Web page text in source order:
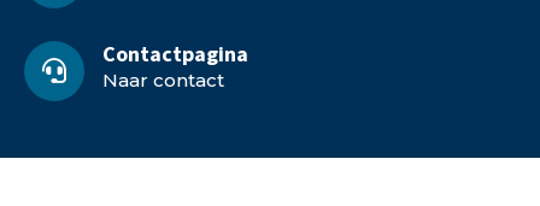
Contactpagina
Naar contact